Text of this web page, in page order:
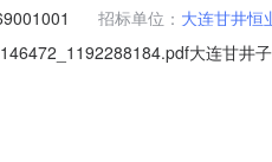
招标单位： 大连甘井恒
大连甘井
公示开始